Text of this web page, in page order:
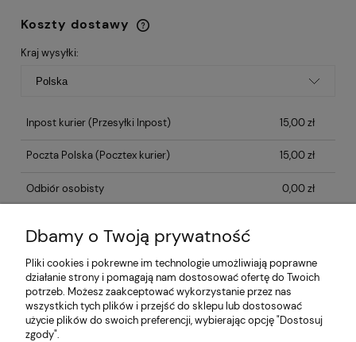
Koszty dostawy
Cena nie zawiera ewentualnych kosztów
płatności
Kraj wysyłki:
Inpost kurier(Przesyłki Inpost) 15,00 zł
Poczta Polska(Pocztex kurier) 15,00 zł
Odbiór osobisty 0,00 zł
Opinie o produkcie (0)
Informacje
Dbamy o Twoją prywatność
Pliki cookies i pokrewne im technologie umożliwiają poprawne
działanie strony i pomagają nam dostosować ofertę do Twoich
potrzeb. Możesz zaakceptować wykorzystanie przez nas
wszystkich tych plików i przejść do sklepu lub dostosować
użycie plików do swoich preferencji, wybierając opcję "Dostosuj
zgody".